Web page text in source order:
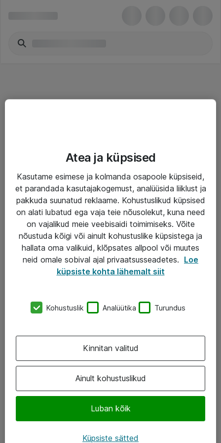
Haldusteenused
Garantii
Turva- ja nõrkvoolulahendused
AS ATEA
+372 659 3591
Järvevana tee 7b, 10112 Tallinn
Facebook
Atea ja küpsised
Kasutame esimese ja kolmanda osapoole küpsiseid,
et parandada kasutajakogemust, analüüsida liiklust ja
pakkuda suunatud reklaame. Kohustuslikud küpsised
on alati lubatud ega vaja teie nõusolekut, kuna need
on vajalikud meie veebisaidi toimimiseks. Võite
nõustuda kõigi või ainult kohustuslike küpsistega ja
hallata oma valikuid, klõpsates allpool või muutes
neid omale sobival ajal privaatsusseadetes. Loe
küpsiste kohta lähemalt siit
Kohustuslik Analüütika Turundus
Ainult kohustuslikud
Luban kõik
Kinnitan valitud
Küpsiste sätted